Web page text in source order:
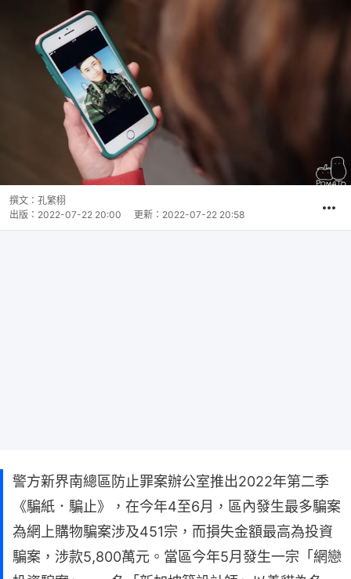
撰文： 孔繁栩
出版： 2022-07-22 20:00 更新： 2022-07-22 20:58
警方新界南總區防止罪案辦公室推出2022年第二季
《騙紙．騙止》，在今年4至6月，區內發生最多騙案
為網上購物騙案涉及451宗，而損失金額最高為投資
騙案，涉款5,800萬元。當區今年5月發生一宗「網戀